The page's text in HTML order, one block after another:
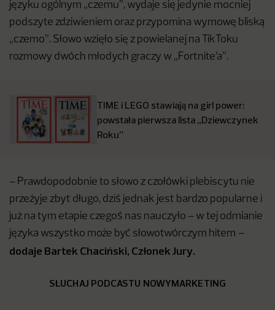
języku ogólnym „czemu”, wydaje się jedynie mocniej
podszyte zdziwieniem oraz przypomina wymowę bliską
„czemo”. Słowo wzięło się z powielanej na TikToku
rozmowy dwóch młodych graczy w „Fortnite’a”.
TIME i LEGO stawiają na girl power:
powstała pierwsza lista „Dziewczynek
Roku”
– Prawdopodobnie to słowo z czołówki plebiscytu nie
przeżyje zbyt długo, dziś jednak jest bardzo popularne i
już na tym etapie czegoś nas nauczyło – w tej odmianie
języka wszystko może być słowotwórczym hitem –
dodaje Bartek Chaciński, Członek Jury.
SŁUCHAJ PODCASTU NOWYMARKETING